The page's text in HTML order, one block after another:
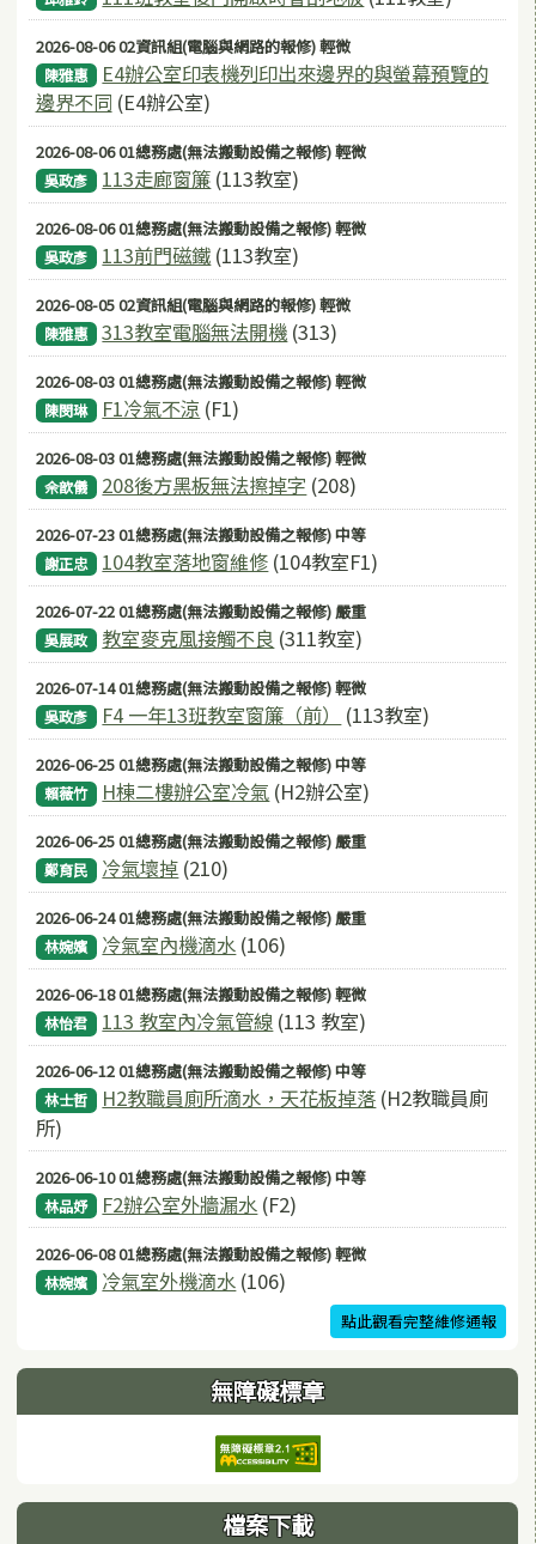
2026-08-06 02資訊組(電腦與網路的報修) 輕微
陳雅惠
E4辦公室印表機列印出來邊界的與螢幕預覽的
邊界不同 (E4辦公室)
2026-08-06 01總務處(無法搬動設備之報修) 輕微
吳政彥 113走廊窗簾 (113教室)
2026-08-06 01總務處(無法搬動設備之報修) 輕微
吳政彥 113前門磁鐵 (113教室)
2026-08-05 02資訊組(電腦與網路的報修) 輕微
陳雅惠 313教室電腦無法開機 (313)
2026-08-03 01總務處(無法搬動設備之報修) 輕微
陳閔琳 F1冷氣不涼 (F1)
2026-08-03 01總務處(無法搬動設備之報修) 輕微
佘歆儀 208後方黑板無法擦掉字 (208)
2026-07-23 01總務處(無法搬動設備之報修) 中等
謝正忠 104教室落地窗維修 (104教室F1)
2026-07-22 01總務處(無法搬動設備之報修) 嚴重
吳展政 教室麥克風接觸不良 (311教室)
2026-07-14 01總務處(無法搬動設備之報修) 輕微
吳政彥 F4 一年13班教室窗簾（前） (113教室)
2026-06-25 01總務處(無法搬動設備之報修) 中等
賴薇竹 H棟二樓辦公室冷氣 (H2辦公室)
2026-06-25 01總務處(無法搬動設備之報修) 嚴重
鄭育民 冷氣壞掉 (210)
2026-06-24 01總務處(無法搬動設備之報修) 嚴重
林婉嬪 冷氣室內機滴水 (106)
2026-06-18 01總務處(無法搬動設備之報修) 輕微
林怡君 113 教室內冷氣管線 (113 教室)
2026-06-12 01總務處(無法搬動設備之報修) 中等
林士哲 H2教職員廁所滴水，天花板掉落 (H2教職員廁
所)
2026-06-10 01總務處(無法搬動設備之報修) 中等
林品妤 F2辦公室外牆漏水 (F2)
2026-06-08 01總務處(無法搬動設備之報修) 輕微
林婉嬪 冷氣室外機滴水 (106)
點此觀看完整維修通報
無障礙標章
檔案下載